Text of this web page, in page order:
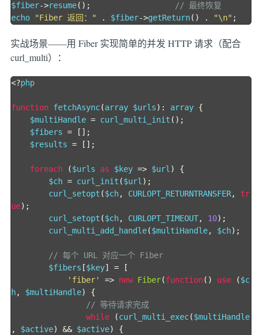
$fiber->resume();
// 最终恢复
echo
"Fiber 返回：" . $fiber->getReturn() . "\n" ;
实战场景——用 Fiber 实现简单的并发 HTTP 请求（配合
curl_multi）：
<?php
function fetchAsync(array $urls): array {
$multiHandle = curl_multi_init ();
$fibers =
[];
$results = [];
foreach ($urls as $key => $url )
{
$ch = curl_init ($url );
curl_setopt ($ch, CURLOPT_RETURNTRANSFER,
tr
ue);
curl_setopt ($ch, CURLOPT_TIMEOUT, 10);
curl_multi_add_handle($multiHandle, $ch);
// 每个 URL 对应一个 Fiber
$fibers [$key] =
[
'fiber'
=> new Fiber(function() use ($c
h, $multiHandle)
{
// 等待请求完成
while
(curl_multi_exec($multiHandle
,
$active) && $active)
{